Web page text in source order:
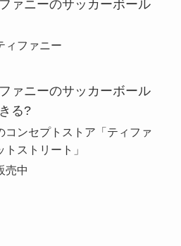
ァニーのサッカーボール
ィファニー
ァニーのサッカーボール
る?
コンセプトストア「ティファ
ストリート」
売中